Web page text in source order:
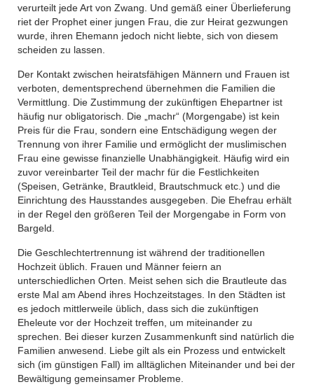
verurteilt jede Art von Zwang. Und gemäß einer Überlieferung
riet der Prophet einer jungen Frau, die zur Heirat gezwungen
wurde, ihren Ehemann jedoch nicht liebte, sich von diesem
scheiden zu lassen.
Der Kontakt zwischen heiratsfähigen Männern und Frauen ist
verboten, dementsprechend übernehmen die Familien die
Vermittlung. Die Zustimmung der zukünftigen Ehepartner ist
häufig nur obligatorisch. Die „machr“ (Morgengabe) ist kein
Preis für die Frau, sondern eine Entschädigung wegen der
Trennung von ihrer Familie und ermöglicht der muslimischen
Frau eine gewisse finanzielle Unabhängigkeit. Häufig wird ein
zuvor vereinbarter Teil der machr für die Festlichkeiten
(Speisen, Getränke, Brautkleid, Brautschmuck etc.) und die
Einrichtung des Hausstandes ausgegeben. Die Ehefrau erhält
in der Regel den größeren Teil der Morgengabe in Form von
Bargeld.
Die Geschlechtertrennung ist während der traditionellen
Hochzeit üblich. Frauen und Männer feiern an
unterschiedlichen Orten. Meist sehen sich die Brautleute das
erste Mal am Abend ihres Hochzeitstages. In den Städten ist
es jedoch mittlerweile üblich, dass sich die zukünftigen
Eheleute vor der Hochzeit treffen, um miteinander zu
sprechen. Bei dieser kurzen Zusammenkunft sind natürlich die
Familien anwesend. Liebe gilt als ein Prozess und entwickelt
sich (im günstigen Fall) im alltäglichen Miteinander und bei der
Bewältigung gemeinsamer Probleme.